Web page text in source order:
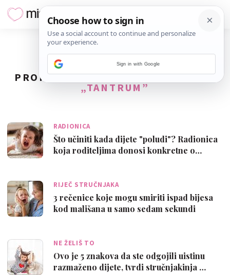
PRONAĐENO57REZULTATA ZA TAG
„TANTRUM”
RADIONICA
Što učiniti kada dijete "poludi"? Radionica
koja roditeljima donosi konkretne o…
RIJEČ STRUČNJAKA
3 rečenice koje mogu smiriti ispad bijesa
kod mališana u samo sedam sekundi
NE ŽELIŠ TO
Ovo je 5 znakova da ste odgojili uistinu
razmaženo dijete, tvrdi stručnjakinja …
Sign in with Google